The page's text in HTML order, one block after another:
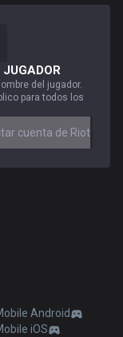
del jugador.
para todos los
cuenta de Riot
Android
iOS